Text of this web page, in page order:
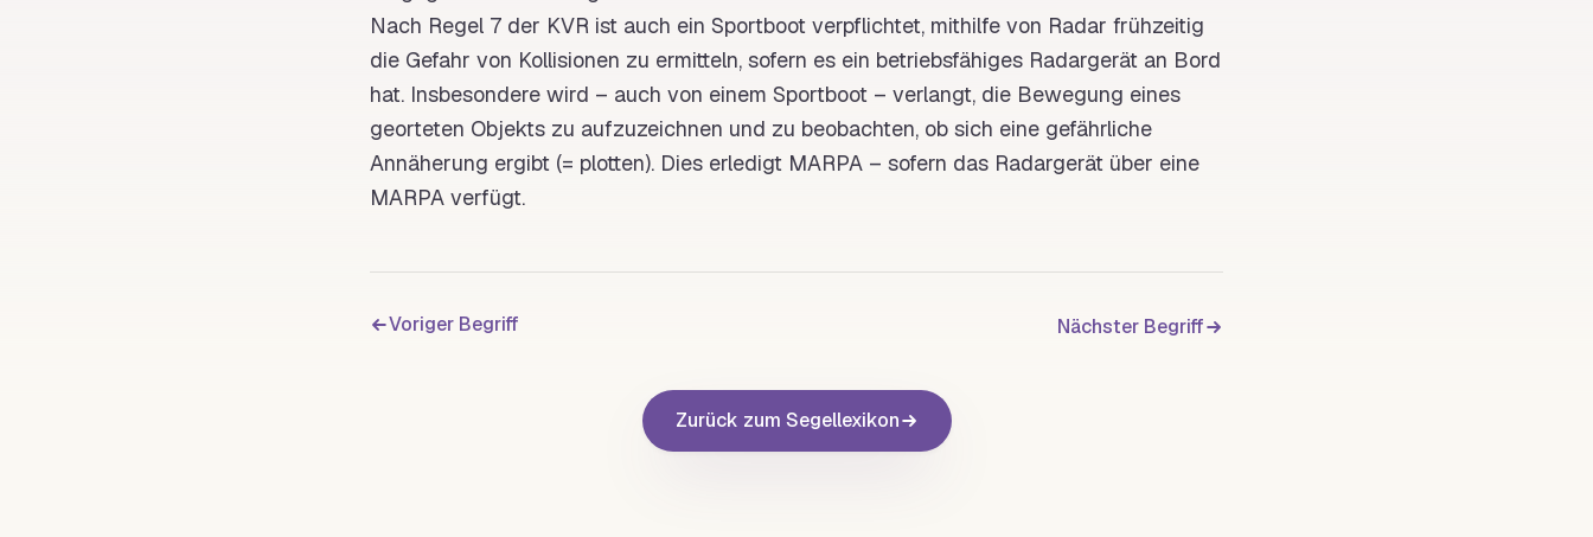
Nach Regel 7 der KVR ist auch ein Sportboot verpflichtet, mithilfe von Radar frühzeitig
die Gefahr von Kollisionen zu ermitteln, sofern es ein betriebsfähiges Radargerät an Bord
hat. Insbesondere wird – auch von einem Sportboot – verlangt, die Bewegung eines
georteten Objekts zu aufzuzeichnen und zu beobachten, ob sich eine gefährliche
Annäherung ergibt (= plotten). Dies erledigt MARPA – sofern das Radargerät über eine
MARPA verfügt.
Voriger Begriff Nächster Begriff
Zurück zum Segellexikon